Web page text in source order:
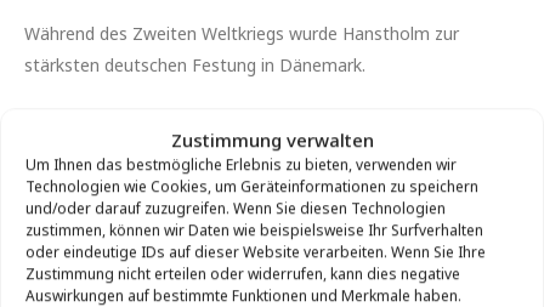
Zustimmung verwalten
Um Ihnen das bestmögliche Erlebnis zu bieten, verwenden wir
Technologien wie Cookies, um Geräteinformationen zu speichern
und/oder darauf zuzugreifen. Wenn Sie diesen Technologien
zustimmen, können wir Daten wie beispielsweise Ihr Surfverhalten
oder eindeutige IDs auf dieser Website verarbeiten. Wenn Sie Ihre
Zustimmung nicht erteilen oder widerrufen, kann dies negative
Auswirkungen auf bestimmte Funktionen und Merkmale haben.
Während des Zweiten Weltkriegs wurde Hanstholm zur
stärksten deutschen Festung in Dänemark.
Hanstholm ist, war das zentrale Element der Festung.
Ein Rundgang durch das Gelände um den Museumsbunker
erzählt die Geschichte der Festung, ihrer Bunker und ihrer
Bewohner.